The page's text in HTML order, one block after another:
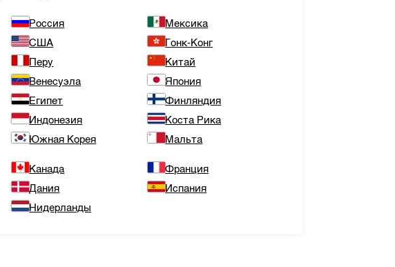
Россия
Мексика
США
Гонк-Конг
Перу
Китай
Венесуэла
Япония
Египет
Финляндия
Индонезия
Коста Рика
Южная Корея Мальта
Канада
Франция
Дания
Испания
Нидерланды